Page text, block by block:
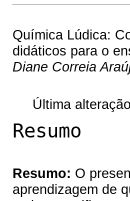
Química Lúdica:
didáticos para o
Diane Correia
Última
Resumo
Resumo: O
aprendizagem de